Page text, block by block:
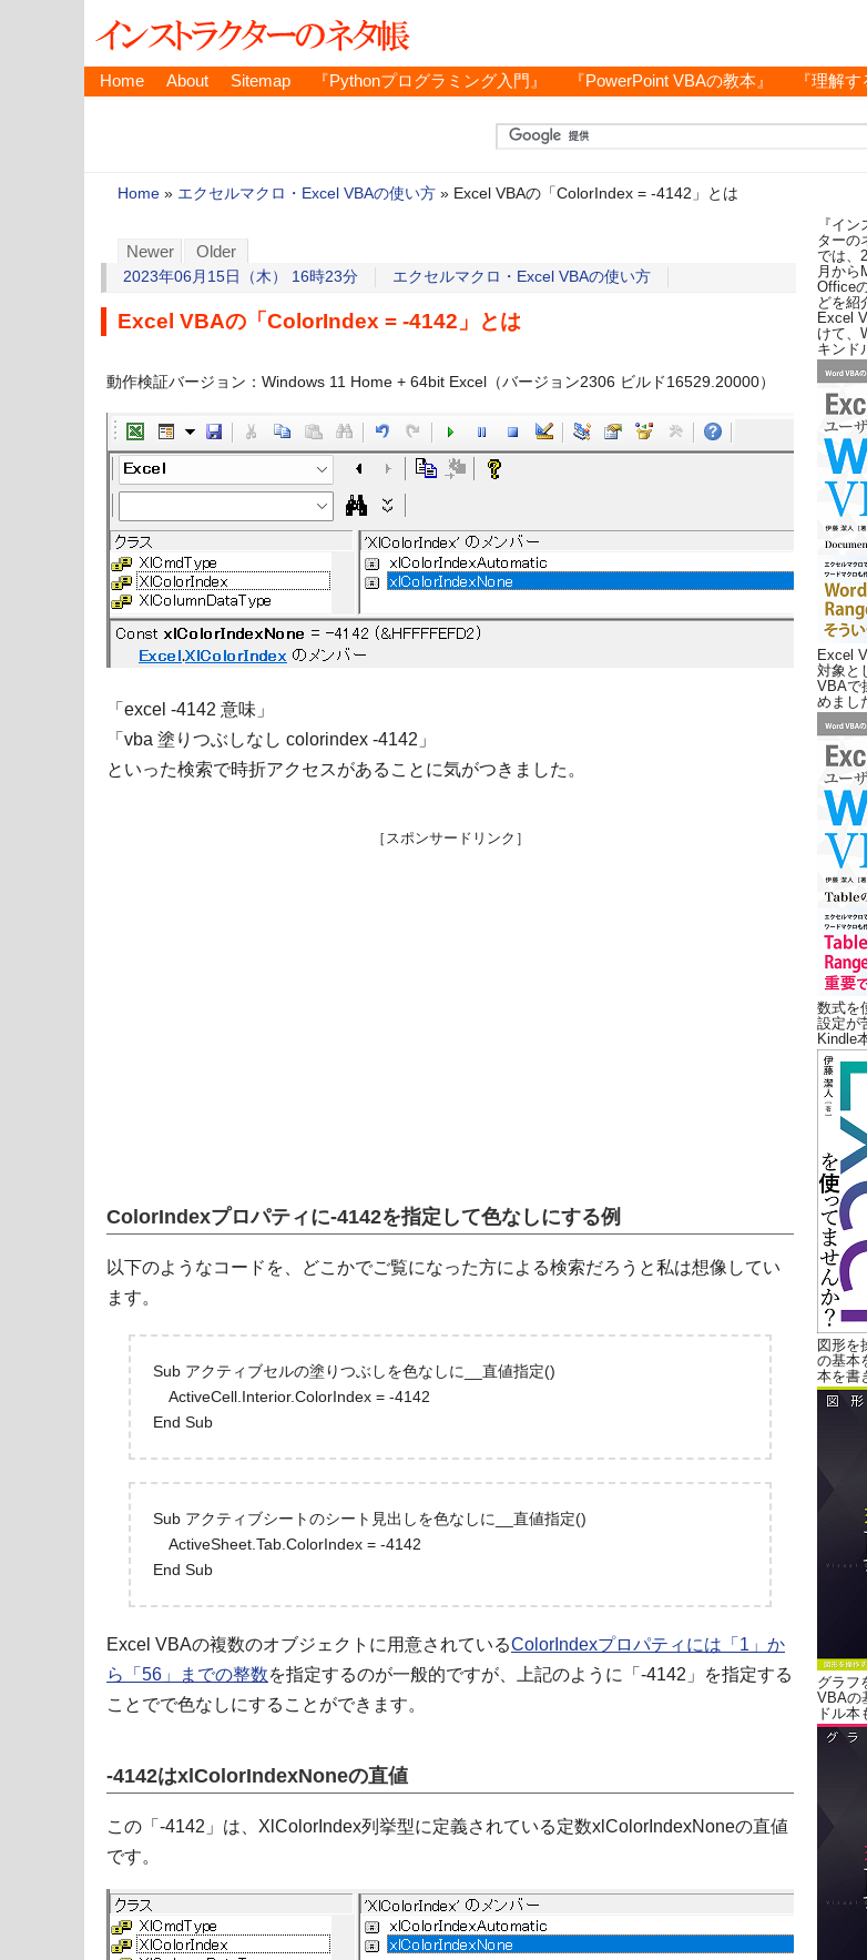
Home About Sitemap 『Pythonプログラミング入門』 『PowerPoint VBAの教本』 『理解
Home » エクセルマクロ・Excel VBAの使い方 » Excel VBAの「ColorIndex = -4142」とは
Newer Older
2023年06月15日（木） 16時23分 エクセルマクロ・Excel VBAの使い方
Excel VBAの「ColorIndex = -4142」とは
動作検証バージョン：Windows 11 Home + 64bit Excel（バージョン2306 ビルド16529.20000）
「excel -4142 意味」
「vba 塗りつぶしなし colorindex -4142」
といった検索で時折アクセスがあることに気がつきました。
［スポンサードリンク］
ColorIndexプロパティに-4142を指定して色なしにする例
以下のようなコードを、どこかでご覧になった方による検索だろうと私は想像してい
ます。
Sub アクティブセルの塗りつぶしを色なしに__直値指定()
ActiveCell.Interior.ColorIndex = -4142
End Sub
Sub アクティブシートのシート見出しを色なしに__直値指定()
ActiveSheet.Tab.ColorIndex = -4142
End Sub
Excel VBAの複数のオブジェクトに用意されているColorIndexプロパティには「1」か
ら「56」までの整数を指定するのが一般的ですが、上記のように「-4142」を指定する
ことでで色なしにすることができます。
-4142はxlColorIndexNoneの直値
この「-4142」は、XlColorIndex列挙型に定義されている定数xlColorIndexNoneの直値
です。
『イ
ターの
では、
月から
Office
どを紹
Excel
けて、
キンド
Excel
対象と
VBAで
めまし
数式を
設定が
Kindle
図形を
の基本
本を書
グラフ
VBAの
ドル本